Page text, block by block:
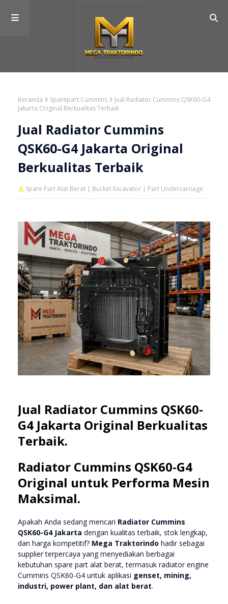
Beranda Sparepart Cummins
Jual Radiator Cummins QSK60-G4
Jakarta Original Berkualitas Terbaik
Jual Radiator Cummins
QSK60-G4 Jakarta Original
Berkualitas Terbaik
Spare Part Alat Berat | Bucket Excavator | Part Undercarriage
Jual Radiator Cummins QSK60-
G4 Jakarta Original Berkualitas
Terbaik.
Radiator Cummins QSK60-G4
Original untuk Performa Mesin
Maksimal.
Apakah Anda sedang mencari Radiator Cummins
QSK60-G4 Jakarta dengan kualitas terbaik, stok lengkap,
dan harga kompetitif? Mega Traktorindo hadir sebagai
supplier terpercaya yang menyediakan berbagai
kebutuhan spare part alat berat, termasuk radiator engine
Cummins QSK60-G4 untuk aplikasi genset, mining,
industri, power plant, dan alat berat.